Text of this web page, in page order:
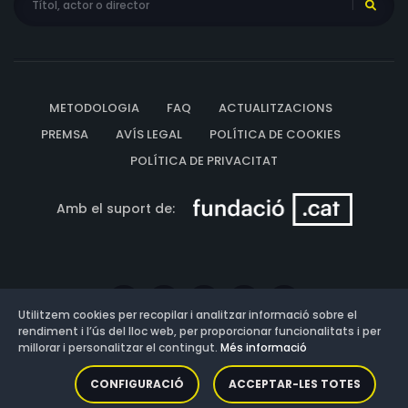
METODOLOGIA FAQ
ACTUALITZACIONS
PREMSA
AVÍS LEGAL
POLÍTICA DE COOKIES
POLÍTICA DE PRIVACITAT
Amb el suport de:
Versió: 3.13.0.202607011342
Utilitzem cookies per recopilar i analitzar informació sobre el
rendiment i l’ús del lloc web, per proporcionar funcionalitats i per
millorar i personalitzar el contingut. Més informació
CONFIGURACIÓ ACCEPTAR-LES TOTES